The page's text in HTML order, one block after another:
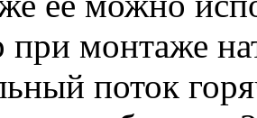
при монтаже
поток